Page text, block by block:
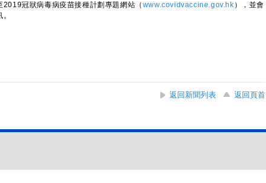
冠狀病毒病疫苗接種計劃專題網站（ www.covidvaccine.gov.hk ），並會
返回新聞列表
返回頁首